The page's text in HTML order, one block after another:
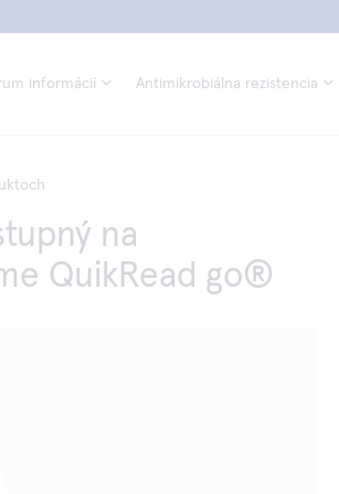
informácií Antimikrobiálna rezistencia
na
QuikRead go®